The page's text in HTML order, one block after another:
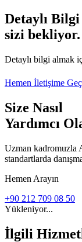
Detaylı Bilgi
sizi bekliyor.
Detaylı bilgi almak
Hemen İletişime
Size Nasıl
Yardımcı
Uzman kadromuzla
standartlarda
Hemen Arayın
+90 212 709 08 50
Yükleniyor...
İlgili